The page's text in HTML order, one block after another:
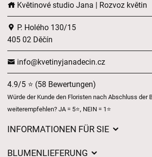
Květinové studio Jana | Rozvoz květin
P. Holého 130/15
405 02 Děčín
info@kvetinyjanadecin.cz
4.9/5 ⭐ (58 Bewertungen)
Würde der Kunde den Floristen nach Abschluss der
weiterempfehlen? JA = 5⭐, NEIN = 1⭐
INFORMATIONEN FÜR SIE
BLUMENLIEFERUNG